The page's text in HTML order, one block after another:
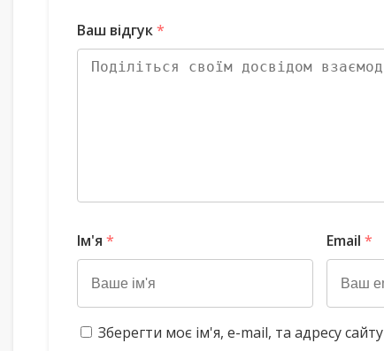
Ваш відгук*
Ім'я * Email *
Зберегти моє ім'я, e-mail, та адресу